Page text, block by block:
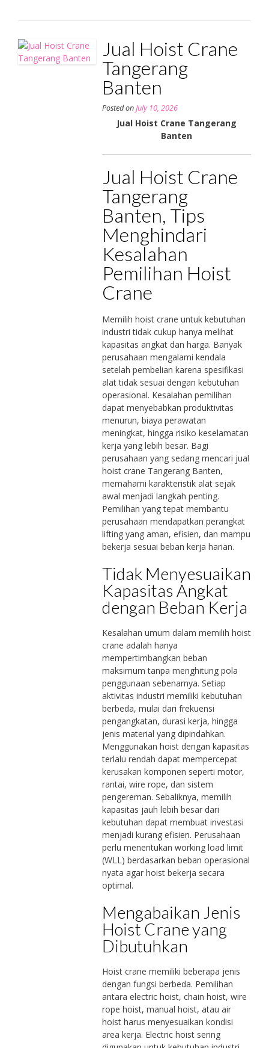
Jual Hoist Crane
Tangerang
Banten
Posted onJuly 10, 2026
Jual Hoist Crane Tangerang
Banten
Jual Hoist Crane
Tangerang
Banten, Tips
Menghindari
Kesalahan
Pemilihan Hoist
Crane
Memilih hoist crane untuk kebutuhan
industri tidak cukup hanya melihat
kapasitas angkat dan harga. Banyak
perusahaan mengalami kendala
setelah pembelian karena spesifikasi
alat tidak sesuai dengan kebutuhan
operasional. Kesalahan pemilihan
dapat menyebabkan produktivitas
menurun, biaya perawatan
meningkat, hingga risiko keselamatan
kerja yang lebih besar. Bagi
perusahaan yang sedang mencari jual
hoist crane Tangerang Banten,
memahami karakteristik alat sejak
awal menjadi langkah penting.
Pemilihan yang tepat membantu
perusahaan mendapatkan perangkat
lifting yang aman, efisien, dan mampu
bekerja sesuai beban kerja harian.
Tidak Menyesuaikan
Kapasitas Angkat
dengan Beban Kerja
Kesalahan umum dalam memilih hoist
crane adalah hanya
mempertimbangkan beban
maksimum tanpa menghitung pola
penggunaan sebenarnya. Setiap
aktivitas industri memiliki kebutuhan
berbeda, mulai dari frekuensi
pengangkatan, durasi kerja, hingga
jenis material yang dipindahkan.
Menggunakan hoist dengan kapasitas
terlalu rendah dapat mempercepat
kerusakan komponen seperti motor,
rantai, wire rope, dan sistem
pengereman. Sebaliknya, memilih
kapasitas jauh lebih besar dari
kebutuhan dapat membuat investasi
menjadi kurang efisien. Perusahaan
perlu menentukan working load limit
(WLL) berdasarkan beban operasional
nyata agar hoist bekerja secara
optimal.
Mengabaikan Jenis
Hoist Crane yang
Dibutuhkan
Hoist crane memiliki beberapa jenis
dengan fungsi berbeda. Pemilihan
antara electric hoist, chain hoist, wire
rope hoist, manual hoist, atau air
hoist harus menyesuaikan kondisi
area kerja. Electric hoist sering